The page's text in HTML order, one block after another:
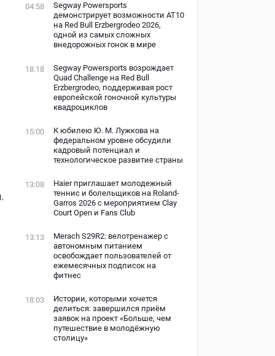
04:58
Segway Powersports
демонстрирует возможности AT10
на Red Bull Erzbergrodeo 2026,
одной из самых сложных
внедорожных гонок в мире
18:18
Segway Powersports возрождает
Quad Challenge на Red Bull
Erzbergrodeo, поддерживая рост
европейской гоночной культуры
квадроциклов
15:00
К юбилею Ю. М. Лужкова на
федеральном уровне обсудили
кадровый потенциал и
технологическое развитие страны
13:08
Haier приглашает молодежный
теннис и болельщиков на Roland-
Garros 2026 с мероприятием Clay
Court Open и Fans Club
13:13
Merach S29R2: велотренажер с
автономным питанием
освобождает пользователей от
ежемесячных подписок на
фитнес
18:03
Истории, которыми хочется
делиться: завершился приём
заявок на проект «Больше, чем
путешествие в молодёжную
столицу»